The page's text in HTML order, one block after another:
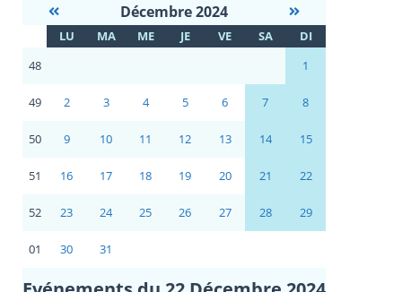
Décembre 2024
LU MA ME JE VE SA
DI
48
1
49 2 3 4 5 6 7 8
50 9 10 11 12 13 14 15
51 16 17 18 19 20 21 22
52 23 24 25 26 27 28 29
01 30 31